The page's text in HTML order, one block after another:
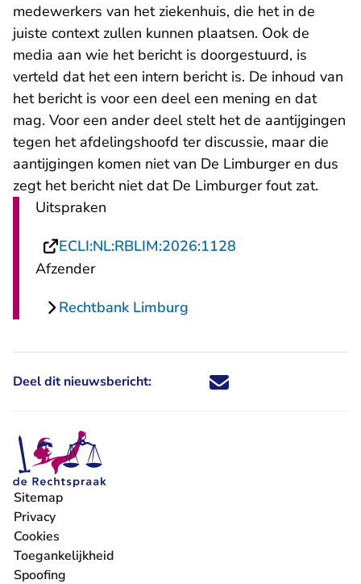
medewerkers van het ziekenhuis, die het in de
juiste context zullen kunnen plaatsen. Ook de
media aan wie het bericht is doorgestuurd, is
verteld dat het een intern bericht is. De inhoud van
het bericht is voor een deel een mening en dat
mag. Voor een ander deel stelt het de aantijgingen
tegen het afdelingshoofd ter discussie, maar die
aantijgingen komen niet van De Limburger en dus
zegt het bericht niet dat De Limburger fout zat.
Uitspraken
ECLI:NL:RBLIM:2026:1128
Afzender
Rechtbank Limburg
Deel dit nieuwsbericht: Deel dit nieuwsbericht via X -
Deel dit nieuwsbericht via
Deel dit nieuwsbericht
Deel dit
Sitemap
Privacy
Cookies
Toegankelijkheid
Spoofing